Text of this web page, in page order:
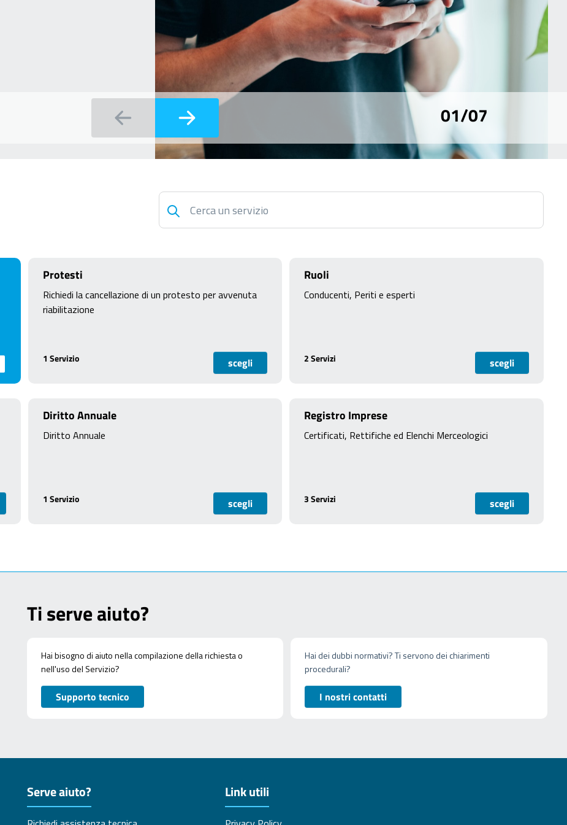
01/07
Protesti
Richiedi la cancellazione di un protesto per avvenuta
riabilitazione
1 Servizio scegli
Ruoli
Conducenti, Periti e esperti
2 Servizi scegli
Diritto Annuale
Diritto Annuale
1 Servizio scegli
Registro Imprese
Certificati, Rettifiche ed Elenchi Merceologici
3 Servizi scegli
Ti serve aiuto?
Hai bisogno di aiuto nella compilazione della richiesta o
nell'uso del Servizio?
Supporto tecnico
Hai dei dubbi normativi? Ti servono dei chiarimenti
procedurali?
I nostri contatti
Serve aiuto? Link utili